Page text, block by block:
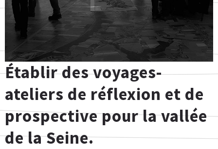
Établir des voyages-
ateliers de réflexion et de
prospective pour la vallée
de la Seine.